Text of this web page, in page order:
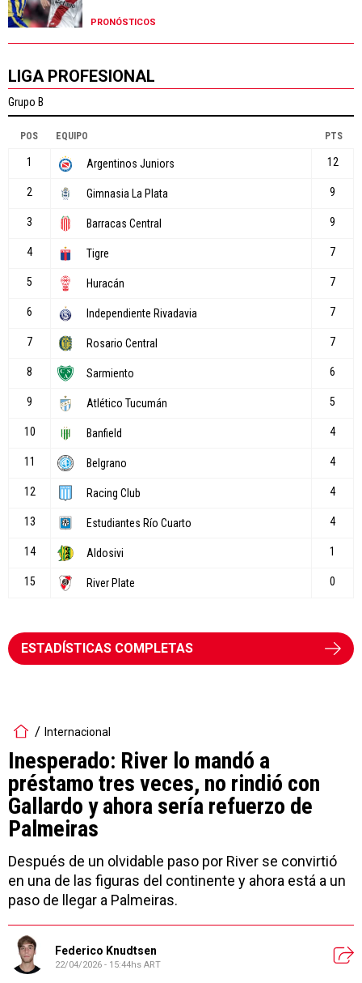
PRONÓSTICOS
LIGA PROFESIONAL
ESTADÍSTICAS COMPLETAS
Internacional
Inesperado: River lo mandó a
préstamo tres veces, no rindió con
Gallardo y ahora sería refuerzo de
Palmeiras
Después de un olvidable paso por River se convirtió
en una de las figuras del continente y ahora está a un
paso de llegar a Palmeiras.
Federico Knudtsen
22/04/2026 - 15:44hs ART